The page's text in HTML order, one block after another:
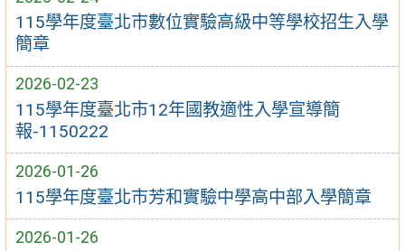
115學年度臺北市數位實驗高級中等學校招生入學
簡章
2026-02-23
115學年度臺北市12年國教適性入學宣導簡
報-1150222
2026-01-26
115學年度臺北市芳和實驗中學高中部入學簡章
2026-01-26